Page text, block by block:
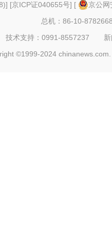
] [京ICP证040655号] [
京公
总机：86-10-
技术支持：0991-8557237
©1999-2024